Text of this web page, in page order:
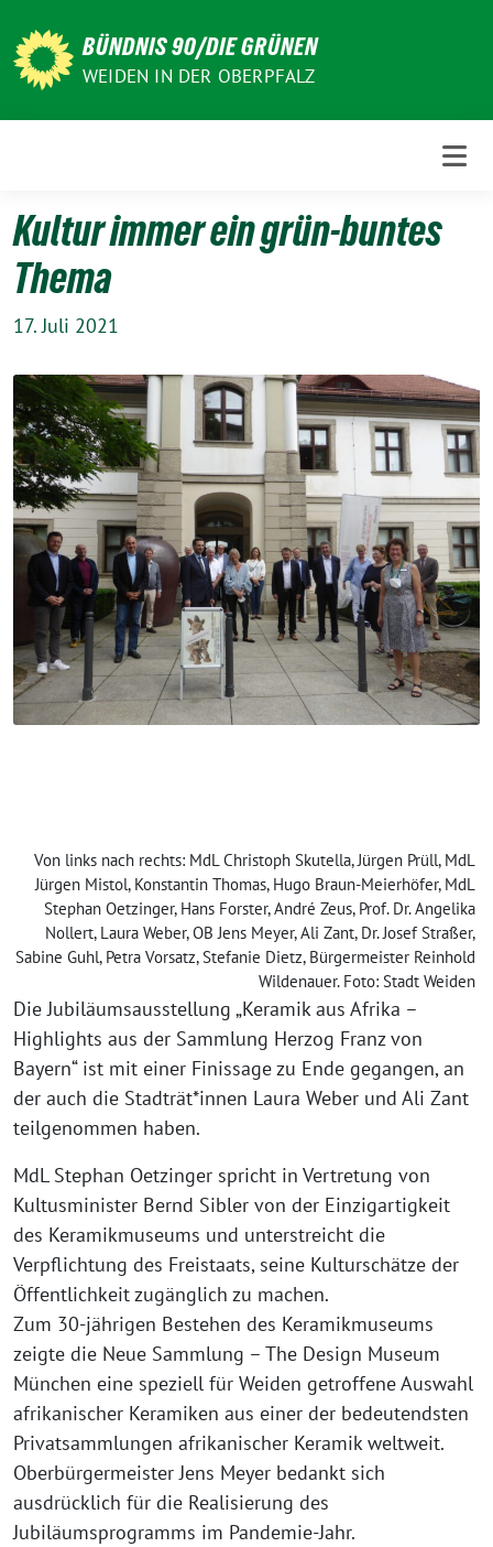
zum
Inhalt
BÜNDNIS 90/DIE GRÜNEN
WEIDEN IN DER OBERPFALZ
Kultur immer ein grün-buntes
Thema
17. Juli 2021
Von links nach rechts: MdL Christoph Skutella, Jürgen Prüll, MdL
Jürgen Mistol, Konstantin Thomas, Hugo Braun-Meierhöfer, MdL
Stephan Oetzinger, Hans Forster, André Zeus, Prof. Dr. Angelika
Nollert, Laura Weber, OB Jens Meyer, Ali Zant, Dr. Josef Straßer,
Sabine Guhl, Petra Vorsatz, Stefanie Dietz, Bürgermeister Reinhold
Wildenauer. Foto: Stadt Weiden
Die Jubiläumsausstellung „Keramik aus Afrika –
Highlights aus der Sammlung Herzog Franz von
Bayern“ ist mit einer Finissage zu Ende gegangen, an
der auch die Stadträt*innen Laura Weber und Ali Zant
teilgenommen haben.
MdL Stephan Oetzinger spricht in Vertretung von
Kultusminister Bernd Sibler von der Einzigartigkeit
des Keramikmuseums und unterstreicht die
Verpflichtung des Freistaats, seine Kulturschätze der
Öffentlichkeit zugänglich zu machen.
Zum 30-jährigen Bestehen des Keramikmuseums
zeigte die Neue Sammlung – The Design Museum
München eine speziell für Weiden getroffene Auswahl
afrikanischer Keramiken aus einer der bedeutendsten
Privatsammlungen afrikanischer Keramik weltweit.
Oberbürgermeister Jens Meyer bedankt sich
ausdrücklich für die Realisierung des
Jubiläumsprogramms im Pandemie-Jahr.